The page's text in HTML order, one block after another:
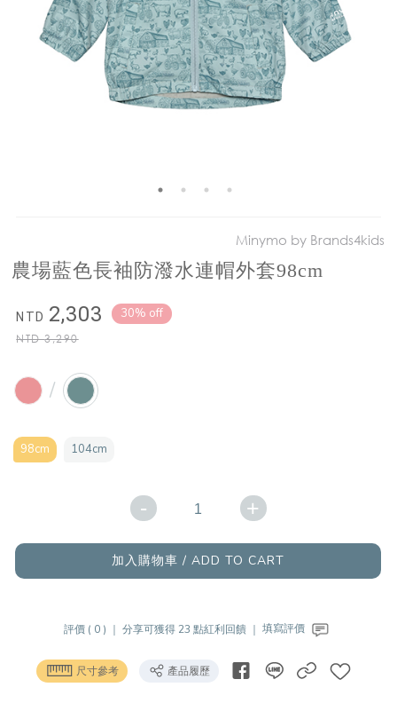
Minymo by Brands4kids
農場藍色長袖防潑水連帽外套98cm
NTD 2,303
NTD3,290
30% off
/
98cm 104cm
- +
加入購物車 / ADD TO CART
評價 ( 0 ) ｜分享可獲得 23 點紅利回饋 ｜填寫評價
尺寸參考 產品履歷